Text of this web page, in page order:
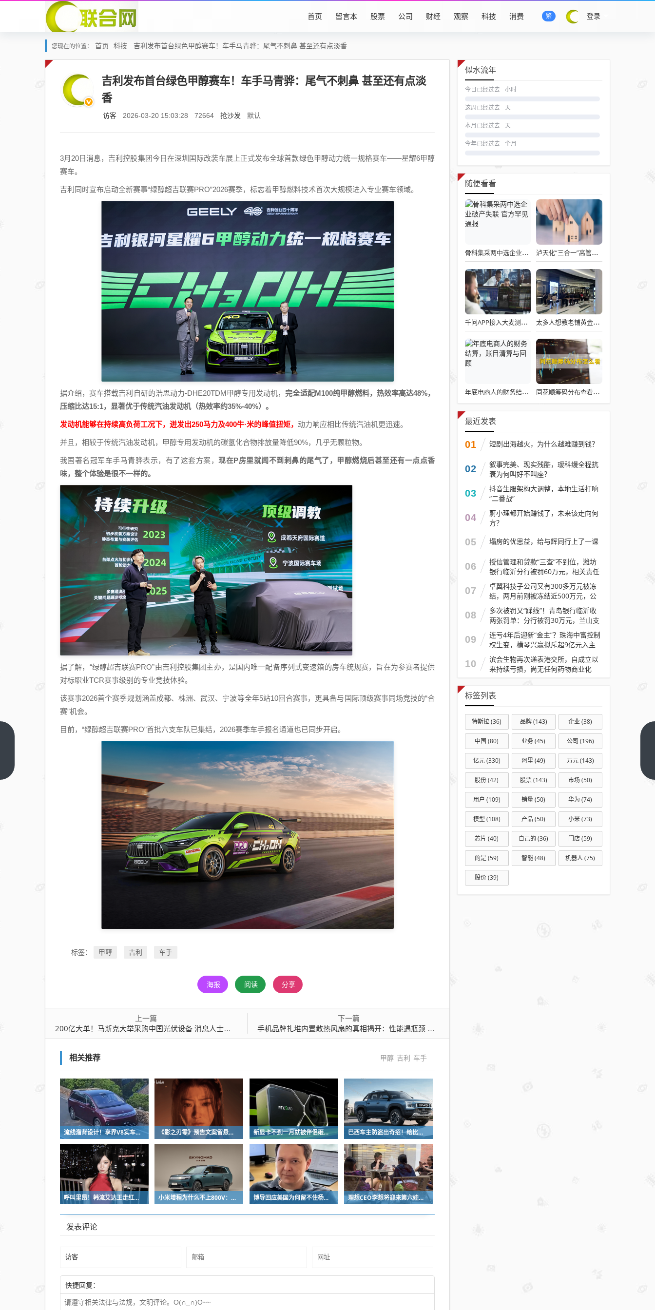
登录
繁
首页 留言本 股票 公司 财经 观察 科技 消费
您现在的位置： 首页 科技 吉利发布首台绿色甲醇赛车！车手马青骅：尾气不刺鼻 甚至还有点淡香
吉利发布首台绿色甲醇赛车！车手马青骅：尾气不刺鼻 甚至还有点淡
香
访客 2026-03-20 15:03:28 72664 抢沙发 默认
3月20日消息，吉利控股集团今日在深圳国际改装车展上正式发布全球首款绿色甲醇动力统一规格赛车——星耀6甲醇
赛车。
吉利同时宣布启动全新赛事“绿醇超吉联赛PRO”2026赛季，标志着甲醇燃料技术首次大规模进入专业赛车领域。
据介绍，赛车搭载吉利自研的浩思动力-DHE20TDM甲醇专用发动机，完全适配M100纯甲醇燃料，热效率高达48%，
压缩比达15:1，显著优于传统汽油发动机（热效率约35%-40%）。
发动机能够在持续高负荷工况下，迸发出250马力及400牛·米的峰值扭矩， 动力响应相比传统汽油机更迅速。
并且，相较于传统汽油发动机，甲醇专用发动机的碳氢化合物排放量降低90%，几乎无颗粒物。
我国著名冠军车手马青骅表示，有了这套方案，现在P房里就闻不到刺鼻的尾气了，甲醇燃烧后甚至还有一点点香
味，整个体验是很不一样的。
据了解，“绿醇超吉联赛PRO”由吉利控股集团主办，是国内唯一配备序列式变速箱的房车统规赛，旨在为参赛者提供
对标职业TCR赛事级别的专业竞技体验。
该赛事2026首个赛季规划涵盖成都、株洲、武汉、宁波等全年5站10回合赛事，更具备与国际顶级赛事同场竞技的“合
赛”机会。
目前，“绿醇超吉联赛PRO”首批六支车队已集结，2026赛季车手报名通道也已同步开启。
标签： 甲醇 吉利 车手
海报 阅读 分享
上一篇
200亿大单！马斯克大举采购中国光伏设备 消息人士：预计5月第一周发货
下一篇
手机品牌扎堆内置散热风扇的真相揭开：性能遇瓶颈 成本还在涨
相关推荐 甲醇 吉利 车手
流线溜背设计！享界V8实车亮相：增程版最大续航339km 《影之刃零》预告文案留悬念 玩家：要反向跳票 新显卡不到一月就被伴侣砸烂：小哥哀叹如此脆弱 巴西车主防盗出奇招！给比亚迪鲨鱼皮卡零件“打疫苗” 失窃率大降93%
呼叫里昂！韩流艾达王走红：魅感十足 粉丝直接喊妈妈 小米增程为什么不上800V：开发时间和成本考虑 博导回应美国为何留不住杨植麟：他毅然拒绝苹果 选择回国创业 理想CEO李想将迎来第六娃：曾称不担心子女争遗产
发表评论
快捷回复：
似水流年
今日已经过去 小时
这周已经过去 天
本月已经过去 天
今年已经过去 个月
随便看看
骨科集采两中选企业破产失联 官方罕见通报 泸天化“三合一”高管王斌辞职：高管变动叠加财务、业绩双重压力，公司进入阶段性调整期
千问APP接入大麦测试“一句话买电影票” 太多人想教老铺黄金怎么做生意了
年底电商人的财务结算，账目清算与回顾 同花顺筹码分布查看详解攻略
最近发表
01 短剧出海越火，为什么越难赚到钱？
02
叙事完美、现实残酷，瑷科缦全程抗
衰为何叫好不叫座？
03
抖音生服架构大调整，本地生活打响
“二番战”
04
蔚小理都开始赚钱了，未来该走向何
方？
05 塌房的优思益，给与辉同行上了一课
06
授信管理和贷款“三查”不到位，潍坊
银行临沂分行被罚60万元，相关责任
人被警告
07
卓翼科技子公司又有300多万元被冻
结，两月前刚被冻结近500万元，公
司去年预计亏损至少2.1亿元
08
多次被罚又“踩线”！青岛银行临沂收
两张罚单：分行被罚30万元，兰山支
行被罚30万元
09
连亏4年后迎新“金主”？珠海中富控制
权生变，横琴兴赢拟斥超9亿元入主
10
滨会生物再次递表港交所，自成立以
来持续亏损，尚无任何药物商业化
标签列表
特斯拉(36) 品牌(143) 企业(38)
中国 (80) 业务(45) 公司 (196)
亿元(330) 阿里 (49) 万元(143)
股份(42) 股票(143) 市场(50)
用户 (109) 销量(50) 华为 (74)
模型 (108) 产品 (50) 小米(73)
芯片 (40) 自己的 (36) 门店(59)
的是(59) 智能(48) 机器人(75)
股价(39)